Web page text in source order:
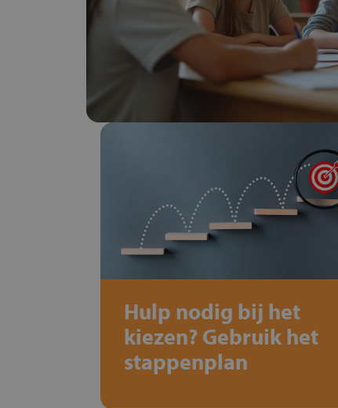
Hulp nodig bij het
kiezen? Gebruik het
stappenplan